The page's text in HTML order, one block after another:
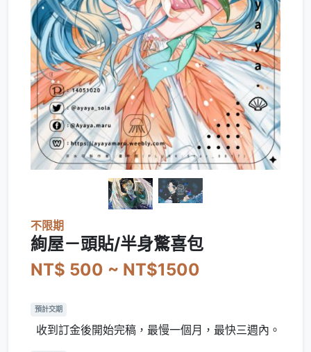
不限期
絢屋－頭貼/半身驚喜包
NT$ 500 ~ NT$1500
預計交期
收到訂金後開始完稿，最慢一個月，最快三週內。